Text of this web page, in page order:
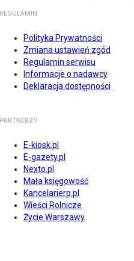
REGULAMIN
Polityka Prywatności
Zmiana ustawień zgód
Regulamin serwisu
Informacje o nadawcy
Deklaracja dostępności
PARTNERZY
E-kiosk.pl
E-gazety.pl
Nexto.pl
Mała księgowość
Kancelarierp.pl
Wieści Rolnicze
Życie Warszawy